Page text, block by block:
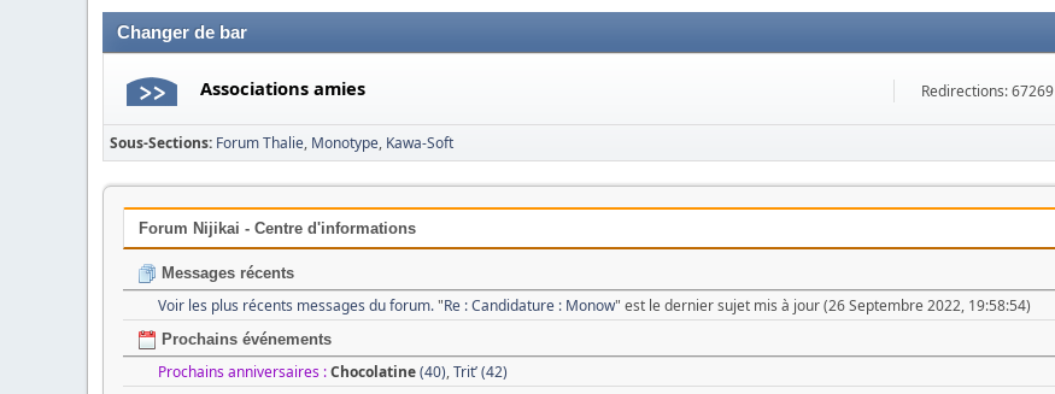
Changer de bar
Associations amies Redirections: 67269
Sous-Sections Forum Thalie Monotype Kawa-Soft
Forum Nijikai - Centre d'informations
Messages récents
Voir les plus récents messages du forum."Re : Candidature : Monow" est le dernier sujet mis à jour (26 Septembre 2022, 19:58:54)
Prochains événements
Prochains anniversaires :Chocolatine(40),Trit’ (42)